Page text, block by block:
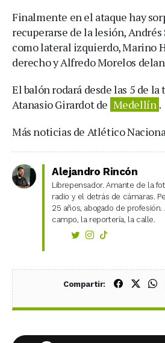
Finalmente en el ataque hay
recuperarse de la lesión,
como lateral izquierdo, Marino
derecho y Alfredo Morelos
El balón rodará desde las 5 de
Atanasio Girardot de Medellín .
Más noticias de Atlético
Alejandro Rincón
Librepensador. Amante de la
radio y el detrás de cámaras.
25 años, abogado de
campo, la reportería, la calle.
Compartir: